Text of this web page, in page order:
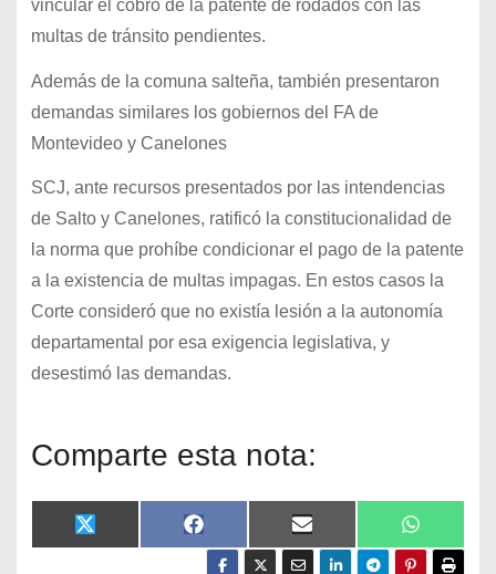
vincular el cobro de la patente de rodados con las
multas de tránsito pendientes.
Además de la comuna salteña, también presentaron
demandas similares los gobiernos del FA de
Montevideo y Canelones
SCJ, ante recursos presentados por las intendencias
de Salto y Canelones, ratificó la constitucionalidad de
la norma que prohíbe condicionar el pago de la patente
a la existencia de multas impagas. En estos casos la
Corte consideró que no existía lesión a la autonomía
departamental por esa exigencia legislativa, y
desestimó las demandas.
Comparte esta nota:
X
(
F
a
E
m
W
h